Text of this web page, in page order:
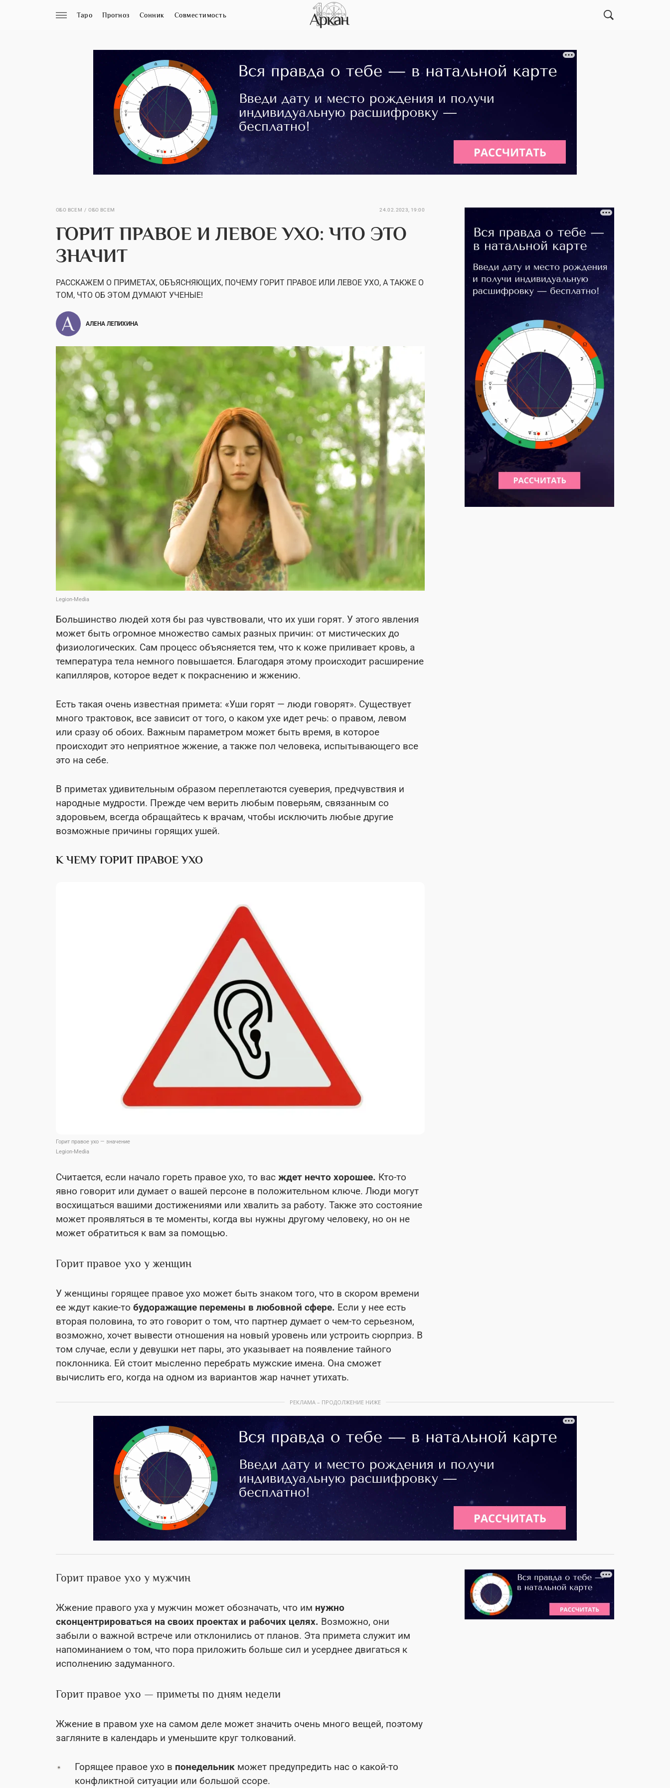
Таро Прогноз Сонник Совместимость
ОБО ВСЕМ ОБО ВСЕМ 24.02.2023, 19:00
ГОРИТ ПРАВОЕ И ЛЕВОЕ УХО: ЧТО ЭТО
ЗНАЧИТ
РАССКАЖЕМ О ПРИМЕТАХ, ОБЪЯСНЯЮЩИХ, ПОЧЕМУ ГОРИТ ПРАВОЕ ИЛИ ЛЕВОЕ УХО, А ТАКЖЕ О
ТОМ, ЧТО ОБ ЭТОМ ДУМАЮТ УЧЕНЫЕ!
АЛЕНА ЛЕПИХИНА
Legion-Media
Большинство людей хотя бы раз чувствовали, что их уши горят. У этого явления
может быть огромное множество самых разных причин: от мистических до
физиологических. Сам процесс объясняется тем, что к коже приливает кровь, а
температура тела немного повышается. Благодаря этому происходит расширение
капилляров, которое ведет к покраснению и жжению.
Есть такая очень известная примета: «Уши горят — люди говорят». Существует
много трактовок, все зависит от того, о каком ухе идет речь: о правом, левом
или сразу об обоих. Важным параметром может быть время, в которое
происходит это неприятное жжение, а также пол человека, испытывающего все
это на себе.
В приметах удивительным образом переплетаются суеверия, предчувствия и
народные мудрости. Прежде чем верить любым поверьям, связанным со
здоровьем, всегда обращайтесь к врачам, чтобы исключить любые другие
возможные причины горящих ушей.
К ЧЕМУ ГОРИТ ПРАВОЕ УХО
Горит правое ухо — значение
Legion-Media
Считается, если начало гореть правое ухо, то вас ждет нечто хорошее. Кто-то
явно говорит или думает о вашей персоне в положительном ключе. Люди могут
восхищаться вашими достижениями или хвалить за работу. Также это состояние
может проявляться в те моменты, когда вы нужны другому человеку, но он не
может обратиться к вам за помощью.
Горит правое ухо у женщин
У женщины горящее правое ухо может быть знаком того, что в скором времени
ее ждут какие-то будоражащие перемены в любовной сфере. Если у нее есть
вторая половина, то это говорит о том, что партнер думает о чем-то серьезном,
возможно, хочет вывести отношения на новый уровень или устроить сюрприз. В
том случае, если у девушки нет пары, это указывает на появление тайного
поклонника. Ей стоит мысленно перебрать мужские имена. Она сможет
вычислить его, когда на одном из вариантов жар начнет утихать.
РЕКЛАМА – ПРОДОЛЖЕНИЕ НИЖЕ
Горит правое ухо у мужчин
Жжение правого уха у мужчин может обозначать, что им нужно
сконцентрироваться на своих проектах и рабочих целях. Возможно, они
забыли о важной встрече или отклонились от планов. Эта примета служит им
напоминанием о том, что пора приложить больше сил и усерднее двигаться к
исполнению задуманного.
Горит правое ухо — приметы по дням недели
Жжение в правом ухе на самом деле может значить очень много вещей, поэтому
загляните в календарь и уменьшите круг толкований.
Горящее правое ухо в понедельник может предупредить нас о какой-то
конфликтной ситуации или большой ссоре.